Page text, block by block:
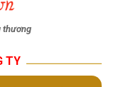
thương
TY